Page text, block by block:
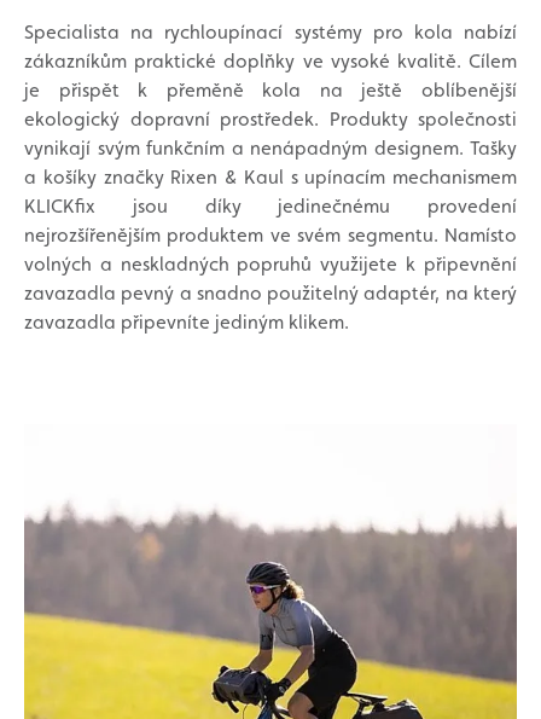
Specialista na rychloupínací systémy pro kola nabízí
zákazníkům praktické doplňky ve vysoké kvalitě. Cílem
je přispět k přeměně kola na ještě oblíbenější
ekologický dopravní prostředek. Produkty společnosti
vynikají svým funkčním a nenápadným designem. Tašky
a košíky značky Rixen & Kaul s upínacím mechanismem
KLICKfix jsou díky jedinečnému provedení
nejrozšířenějším produktem ve svém segmentu. Namísto
volných a neskladných popruhů využijete k připevnění
zavazadla pevný a snadno použitelný adaptér, na který
zavazadla připevníte jediným klikem.